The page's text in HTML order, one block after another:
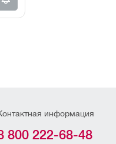
информация
800 222-68-48